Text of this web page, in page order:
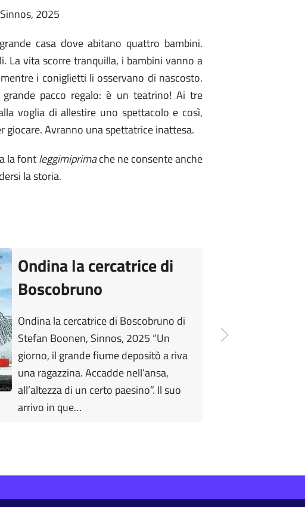
2025
casa dove abitano quattro bambini.
La vita scorre tranquilla, i bambini vanno a
i coniglietti li osservano di nascosto.
pacco regalo: è un teatrino! Ai tre
voglia di allestire uno spettacolo e così,
giocare. Avranno una spettatrice inattesa.
la fontleggimiprimache ne consente anche
la storia.
Ondina la cercatrice di
Boscobruno
Ondina la cercatrice di Boscobruno di
Stefan Boonen, Sinnos, 2025 “Un
giorno, il grande fiume depositò a riva
una ragazzina. Accadde nell’ansa,
all’altezza di un certo paesino”. Il suo
arrivo in que…